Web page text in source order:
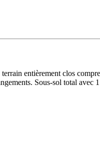
entièrement clos
Sous-sol total